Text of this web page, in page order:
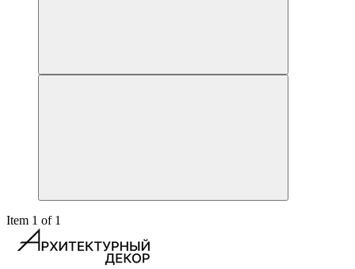
Item 1 of 1